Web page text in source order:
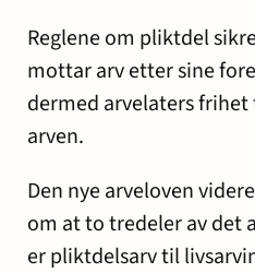
Reglene om pliktdel
mottar arv etter sine
dermed arvelaters
arven.
Den nye arveloven
om at to tredeler av det
er pliktdelsarv til